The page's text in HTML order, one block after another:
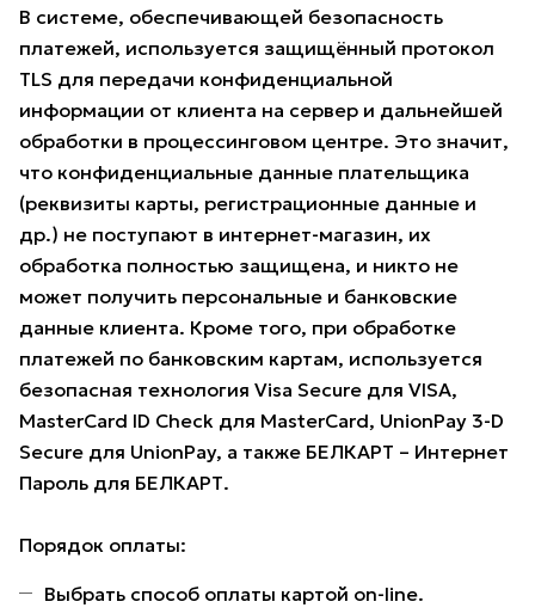
В системе, обеспечивающей безопасность
платежей, используется защищённый протокол
TLS для передачи конфиденциальной
информации от клиента на сервер и дальнейшей
обработки в процессинговом центре. Это значит,
что конфиденциальные данные плательщика
(реквизиты карты, регистрационные данные и
др.) не поступают в интернет-магазин, их
обработка полностью защищена, и никто не
может получить персональные и банковские
данные клиента. Кроме того, при обработке
платежей по банковским картам, используется
безопасная технология Visa Secure для VISA,
MasterCard ID Check для MasterCard, UnionPay 3-D
Secure для UnionPay, а также БЕЛКАРТ – Интернет
Пароль для БЕЛКАРТ.
Порядок оплаты:
Выбрать способ оплаты картой on-line.